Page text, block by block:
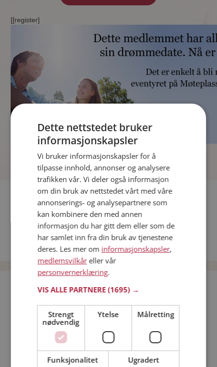
[[register]
Fler single
Date menn i Norge
Date kvinner i Norge
Bli medlem gratis!
Jeg er en: Mann Kvinne
Min alder:
Dette nettstedet bruker
informasjonskapsler
Vi bruker informasjonskapsler for å
tilpasse innhold, annonser og analysere
trafikken vår. Vi deler også informasjon
om din bruk av nettstedet vårt med våre
annonserings- og analysepartnere som
kan kombinere den med annen
informasjon du har gitt dem eller som de
har samlet inn fra din bruk av tjenestene
deres. Les mer om informasjonskapsler,
medlemsvilkåreller vår
personvernerklæring.
VIS ALLE PARTNERE(1695) →
Strengt
nødvendig
Ytelse Målretting
Funksjonalitet Ugradert